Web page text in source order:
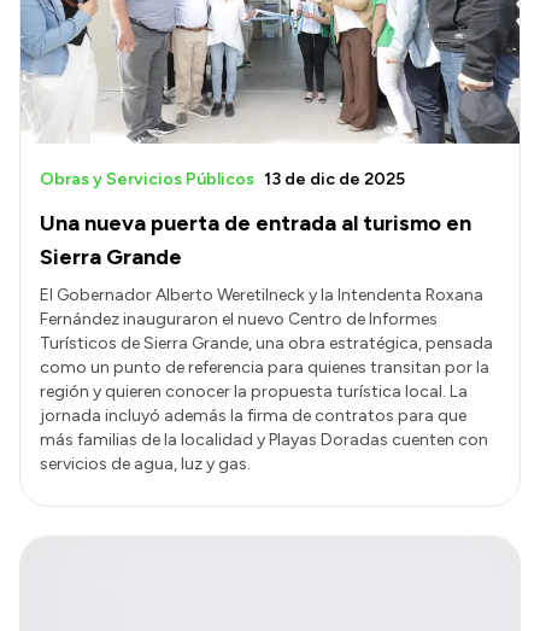
Una nueva puerta de entrada al turismo en
Sierra Grande
Obras y Servicios Públicos 13 de dic de 2025
El Gobernador Alberto Weretilneck y la Intendenta Roxana
Fernández inauguraron el nuevo Centro de Informes
Turísticos de Sierra Grande, una obra estratégica, pensada
como un punto de referencia para quienes transitan por la
región y quieren conocer la propuesta turística local. La
jornada incluyó además la firma de contratos para que
más familias de la localidad y Playas Doradas cuenten con
servicios de agua, luz y gas.